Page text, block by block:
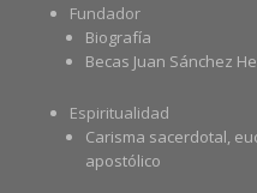
Fundador
Biografía
Becas Juan Sánchez
Espiritualidad
Carisma sacerdotal,
apostólico